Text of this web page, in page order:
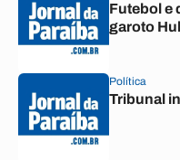
Futebol e
garoto
Política
Tribunal